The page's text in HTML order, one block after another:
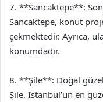
7. **Sancaktepe**:
Sancaktepe, konut
çekmektedir. Ayrıca,
konumdadır.
8. **Şile**: Doğal
Şile, İstanbul’un en